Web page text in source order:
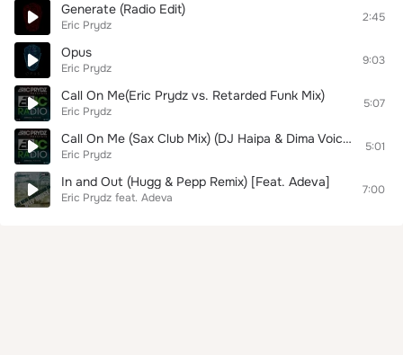
Generate (Radio Edit)
Eric Prydz
2:45
Opus
Eric Prydz
9:03
Call On Me(Eric Prydz vs. Retarded Funk Mix)
Eric Prydz
5:07
Call On Me (Sax Club Mix) (DJ Haipa & Dima Voice Remix)
Eric Prydz
5:01
In and Out (Hugg & Pepp Remix) [Feat. Adeva]
Eric Prydz feat. Adeva
7:00